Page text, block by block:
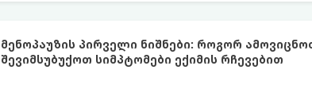
მენოპაუზის პირველი ნიშნები: როგორ
შევიმსუბუქოთ სიმპტომები ექიმის რჩევებით